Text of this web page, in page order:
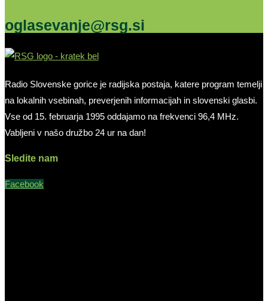
oglasevanje@rsg.si
Radio Slovenske gorice je radijska postaja, katere program temelji
na lokalnih vsebinah, preverjenih informacijah in slovenski glasbi.
Vse od 15. februarja 1995 oddajamo na frekvenci 96,4 MHz.
Vabljeni v našo družbo 24 ur na dan!
Sledite nam
Facebook